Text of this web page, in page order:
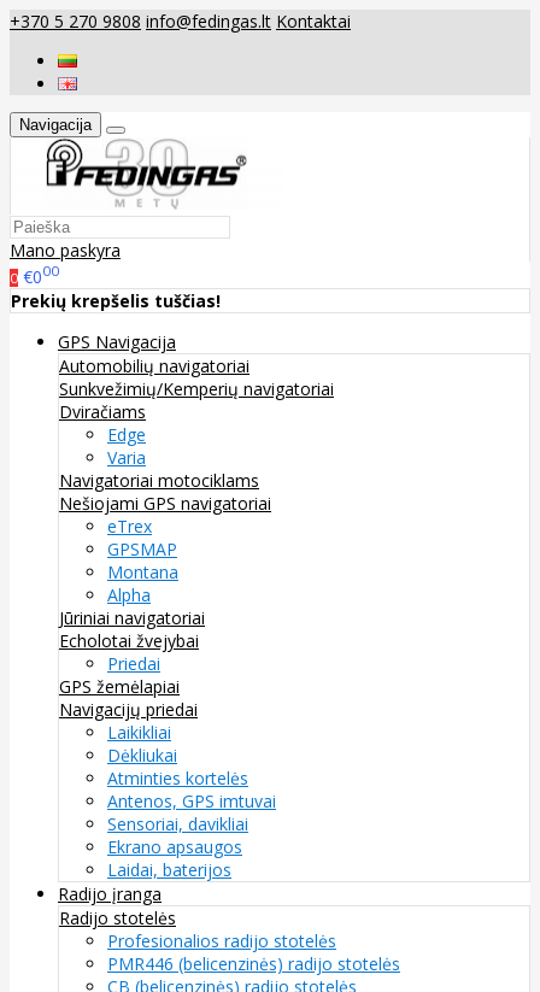
+370 5 270 9808 info@fedingas.lt Kontaktai
Navigacija
Mano paskyra
0 €000
Prekių krepšelis tuščias!
GPS Navigacija
Automobilių navigatoriai
Sunkvežimių/Kemperių navigatoriai
Dviračiams
Edge
Varia
Navigatoriai motociklams
Nešiojami GPS navigatoriai
eTrex
GPSMAP
Montana
Alpha
Jūriniai navigatoriai
Echolotai žvejybai
Priedai
GPS žemėlapiai
Navigacijų priedai
Laikikliai
Dėkliukai
Atminties kortelės
Antenos, GPS imtuvai
Sensoriai, davikliai
Ekrano apsaugos
Laidai, baterijos
Radijo įranga
Radijo stotelės
Profesionalios radijo stotelės
PMR446 (belicenzinės) radijo stotelės
CB (belicenzinės) radijo stotelės